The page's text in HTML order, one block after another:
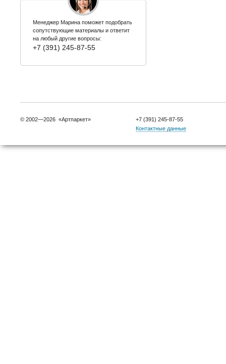
Менеджер Марина поможет подобрать
сопутствующие материалы и ответит
на любый другие вопросы:
+7 (391) 245-87-55
© 2002—2026 «Артпаркет»
+7 (391) 245-87-55
Контактные данные